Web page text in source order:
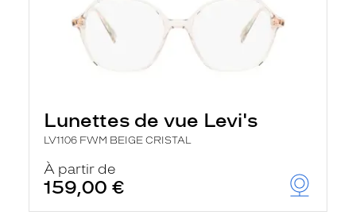
Lunettes de vue Levi's
LV1106 FWM BEIGE CRISTAL
À partir de
159,00 €